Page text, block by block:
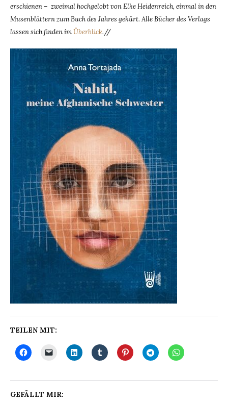
erschienen – zweimal hochgelobt von Elke Heidenreich, einmal in den
Musenblättern zum Buch des Jahres gekürt. Alle Bücher des Verlags
lassen sich finden imÜberblick.//
TEILEN MIT:
GEFÄLLT MIR: